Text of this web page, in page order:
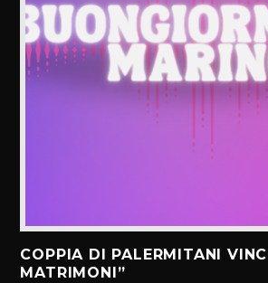
COPPIA DI PALERMITANI
MATRIMONI”